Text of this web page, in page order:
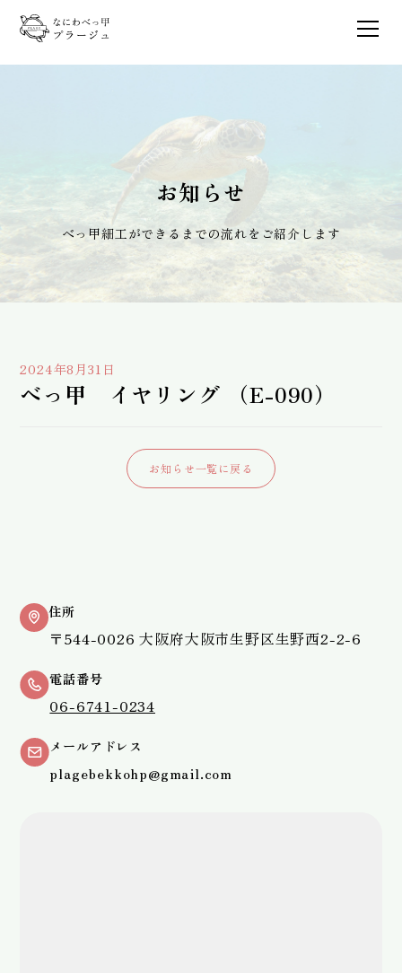
お知らせ
べっ甲細工ができるまでの流れをご紹介します
2024年8月31日
べっ甲 イヤリング （E-090）
お知らせ一覧に戻る
住所
〒544-0026 大阪府大阪市生野区生野西2-2-6
電話番号
06-6741-0234
メールアドレス
plagebekkohp@gmail.com